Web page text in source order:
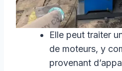
Elle peut traiter
de moteurs, y
provenant